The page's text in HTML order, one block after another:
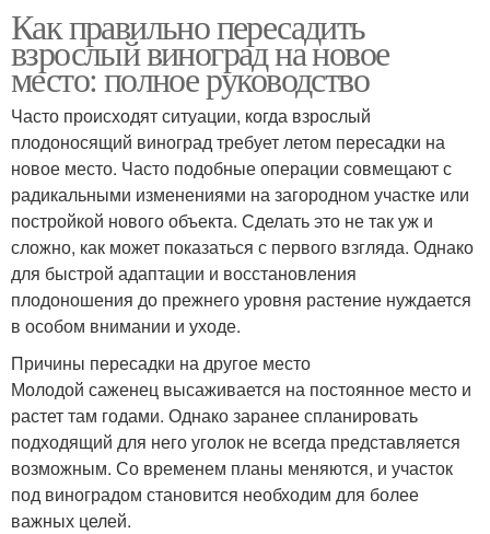
Как правильно пересадить
взрослый виноград на новое
место: полное руководство
Часто происходят ситуации, когда взрослый
плодоносящий виноград требует летом пересадки на
новое место. Часто подобные операции совмещают с
радикальными изменениями на загородном участке или
постройкой нового объекта. Сделать это не так уж и
сложно, как может показаться с первого взгляда. Однако
для быстрой адаптации и восстановления
плодоношения до прежнего уровня растение нуждается
в особом внимании и уходе.
Причины пересадки на другое место
Молодой саженец высаживается на постоянное место и
растет там годами. Однако заранее спланировать
подходящий для него уголок не всегда представляется
возможным. Со временем планы меняются, и участок
под виноградом становится необходим для более
важных целей.